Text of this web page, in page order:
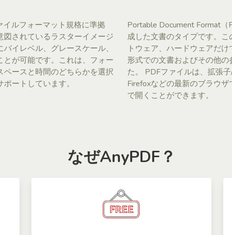
ルフォーマット規格に準拠
されているラスターイメージ
イレベル、グレースケール、
が可能です。これは、フォー
ースと時間のどちらかを選択
ートしています。
Portable Document Format
成した文書のタイプです。
トウェア、ハードウェアだ
形式での文書およびその他
た。 PDFファイルは、拡張
Firefoxなどの最新のブラウ
で開くことができます。
なぜAnyPDF？